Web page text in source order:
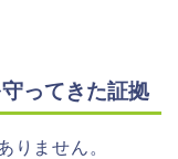
ってきた証拠
りません。